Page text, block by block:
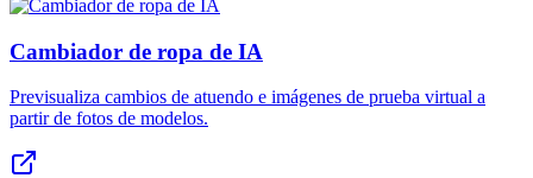
Cambiador de ropa de IA
Previsualiza cambios de atuendo e imágenes de prueba virtual a
partir de fotos de modelos.